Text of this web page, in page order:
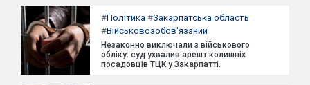
#Політика #Закарпатська область
#Військовозобов'язаний
Незаконно виключали з військового
обліку: суд ухвалив арешт колишніх
посадовців ТЦК у Закарпатті.